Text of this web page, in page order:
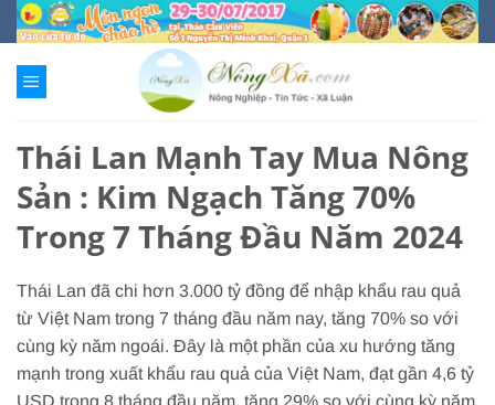
Chuyển
đến
nội
dung
Thái Lan Mạnh Tay Mua Nông
Sản : Kim Ngạch Tăng 70%
Trong 7 Tháng Đầu Năm 2024
Thái Lan đã chi hơn 3.000 tỷ đồng để nhập khẩu rau quả
từ Việt Nam trong 7 tháng đầu năm nay, tăng 70% so với
cùng kỳ năm ngoái. Đây là một phần của xu hướng tăng
mạnh trong xuất khẩu rau quả của Việt Nam, đạt gần 4,6 tỷ
USD trong 8 tháng đầu năm, tăng 29% so với cùng kỳ năm